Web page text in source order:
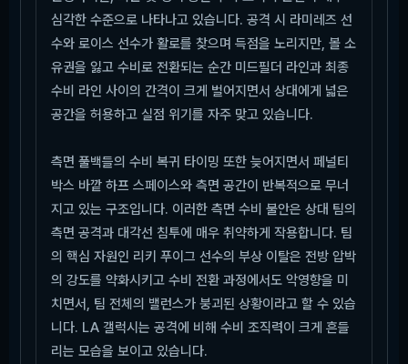
심각한 수준으로 나타나고 있습니다. 공격 시 라미레즈 선
수와 로이스 선수가 활로를 찾으며 득점을 노리지만, 볼 소
유권을 잃고 수비로 전환되는 순간 미드필더 라인과 최종
수비 라인 사이의 간격이 크게 벌어지면서 상대에게 넓은
공간을 허용하고 실점 위기를 자주 맞고 있습니다.
측면 풀백들의 수비 복귀 타이밍 또한 늦어지면서 페널티
박스 바깥 하프 스페이스와 측면 공간이 반복적으로 무너
지고 있는 구조입니다. 이러한 측면 수비 불안은 상대 팀의
측면 공격과 대각선 침투에 매우 취약하게 작용합니다. 팀
의 핵심 자원인 리키 푸이그 선수의 부상 이탈은 전방 압박
의 강도를 약화시키고 수비 전환 과정에서도 악영향을 미
치면서, 팀 전체의 밸런스가 붕괴된 상황이라고 할 수 있습
니다. LA 갤럭시는 공격에 비해 수비 조직력이 크게 흔들
리는 모습을 보이고 있습니다.